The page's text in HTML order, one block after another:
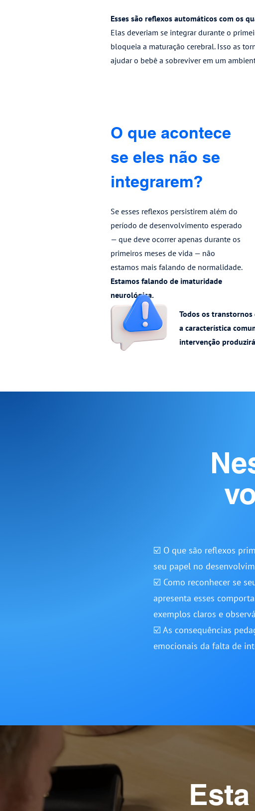
Esses são reflexos automáticos com os
Elas deveriam se integrar durante o
bloqueia a maturação cerebral. Isso as
ajudar o bebê a sobreviver em um
O que acontece
se eles não se
integrarem?
Se esses reflexos persistirem além do
período de desenvolvimento esperado
— que deve ocorrer apenas durante os
primeiros meses de vida — não
estamos mais falando de normalidade.
Estamos falando de imaturidade
neurológica.
Todos os
a característica
intervenção
☑️ O que são reflexos
seu papel no
☑️ Como reconhecer se
apresenta esses
exemplos claros e
☑️ As consequências
emocionais da falta de